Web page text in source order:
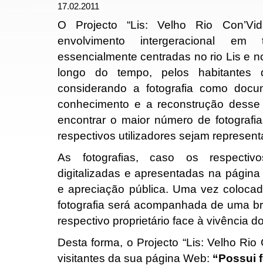
17.02.2011
O Projecto “Lis: Velho Rio
envolvimento intergeracional
essencialmente centradas no rio Lis e
longo do tempo, pelos habitantes
considerando a fotografia como
conhecimento e a reconstrução
encontrar o maior número de
respectivos utilizadores sejam
As fotografias, caso os
digitalizadas e apresentadas na
e apreciação pública. Uma vez
fotografia será acompanhada de uma
respectivo proprietário face à vivência
Desta forma, o Projecto “Lis: Velho
visitantes da sua página Web: “Possui